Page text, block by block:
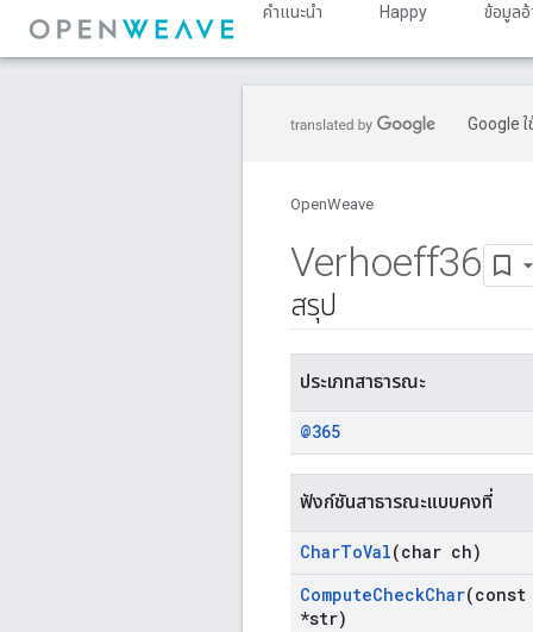
คำแนะนำ Happy ข้อมูล
Google
OpenWeave
Verhoeff36
สรุป
ประเภทสาธารณะ
@365
ฟังก์ชันสาธารณะแบบคงที่
CharToVal(char ch)
ComputeCheckChar(const
*str)